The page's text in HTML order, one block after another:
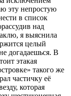
эту непростую
в список
над
я выяснила
целый
догадаешься. В
этакая
такого же
частичку её
которая